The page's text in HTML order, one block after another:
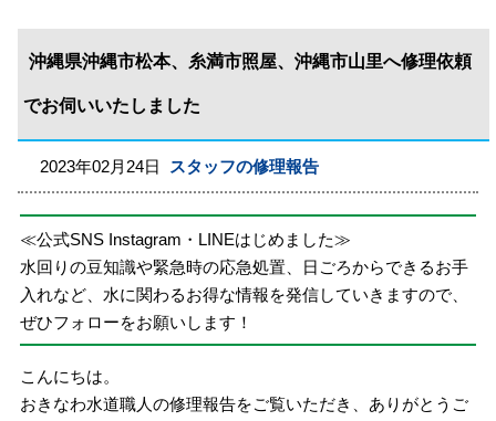
沖縄県沖縄市松本、糸満市照屋、沖縄市山里へ修理依頼
でお伺いいたしました
2023年02月24日 スタッフの修理報告
≪公式SNS Instagram・LINEはじめました≫
水回りの豆知識や緊急時の応急処置、日ごろからできるお手
入れなど、水に関わるお得な情報を発信していきますので、
ぜひフォローをお願いします！
こんにちは。
おきなわ水道職人の修理報告をご覧いただき、ありがとうご